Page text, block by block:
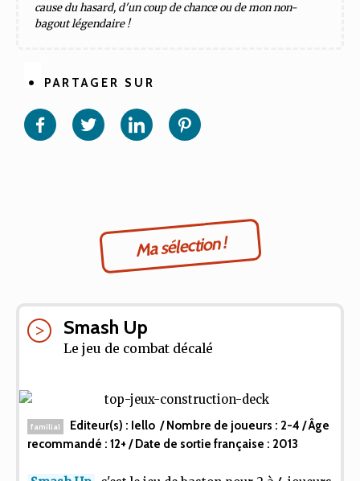
cause du hasard, d'un coup de chance ou de mon non-
bagout légendaire !
PARTAGER SUR
Partager
sur
Partager
sur sur
Ma sélection !
Smash Up
Le jeu de combat décalé
familial Editeur(s) : Iello / Nombre de joueurs : 2-4 / Âge
recommandé : 12+ / Date de sortie française : 2013